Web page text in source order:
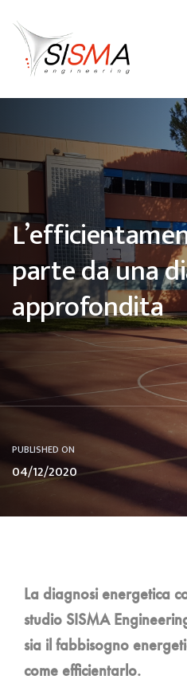
parte da una
approfondita
PUBLISHED ON
04/12/2020
La diagnosi energetica
studio SISMA
sia il fabbisogno
come efficientarlo.